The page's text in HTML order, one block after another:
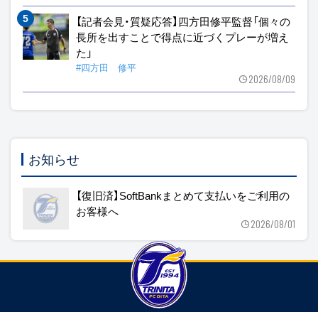
【記者会見・質疑応答】四方田修平監督「個々の
長所を出すことで得点に近づくプレーが増え
た」
#四方田 修平
2026/08/09
お知らせ
【復旧済】SoftBankまとめて支払いをご利用の
お客様へ
2026/08/01